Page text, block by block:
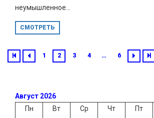
неумышленное...
СМОТРЕТЬ
1 2 3 4 … 6
Август 2026
Пн
Вт Ср Чт Пт